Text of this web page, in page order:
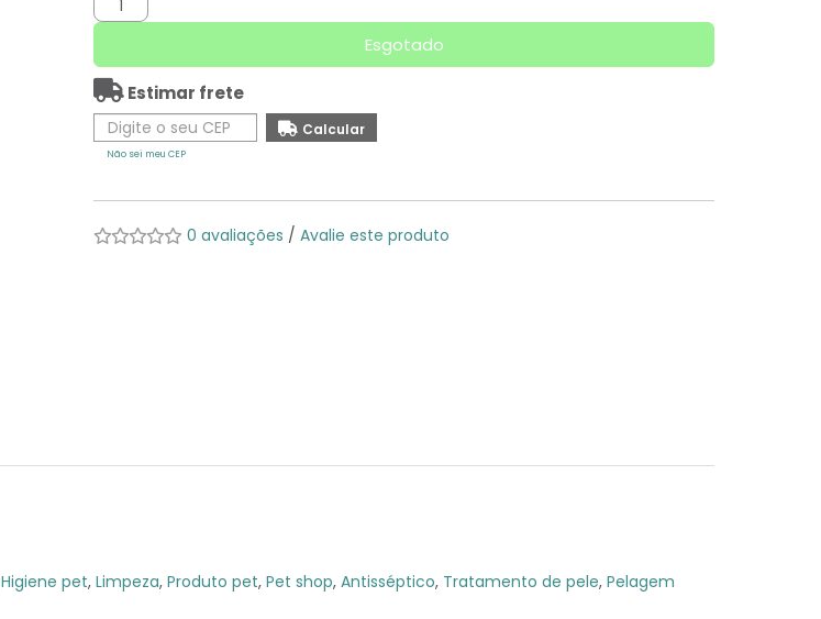
Esgotado
Estimar frete
Não sei meu CEP
0 avaliações / Avalie este produto
Higiene pet, Limpeza, Produto pet, Pet shop, Antisséptico, Tratamento de pele, Pelagem